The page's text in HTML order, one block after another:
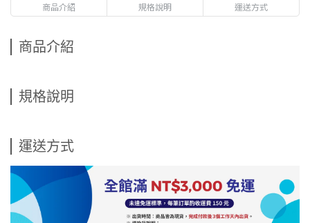
商品介紹 規格說明 運送方式
商品介紹
規格說明
運送方式